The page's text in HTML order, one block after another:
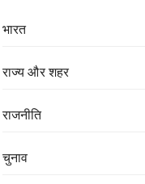
भारत
राज्य और शहर
राजनीति
चुनाव